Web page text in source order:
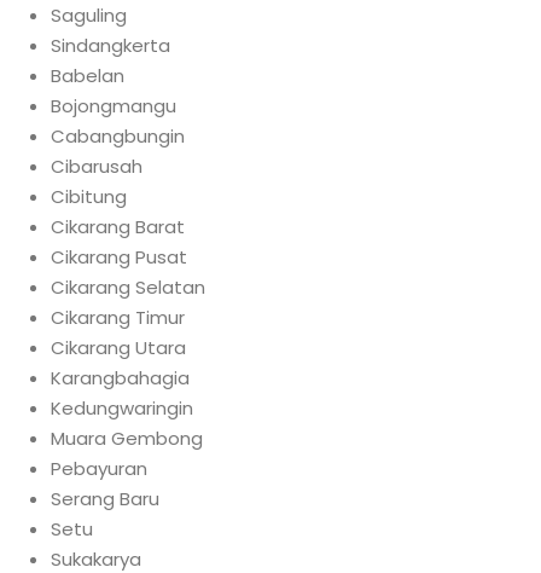
Saguling
Sindangkerta
Babelan
Bojongmangu
Cabangbungin
Cibarusah
Cibitung
Cikarang Barat
Cikarang Pusat
Cikarang Selatan
Cikarang Timur
Cikarang Utara
Karangbahagia
Kedungwaringin
Muara Gembong
Pebayuran
Serang Baru
Setu
Sukakarya